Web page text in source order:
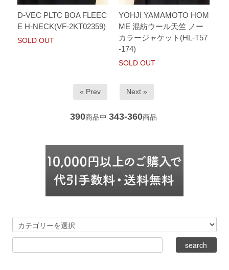
D-VEC PLTC BOA FLEEC
E H-NECK(VF-2KT02359)
SOLD OUT
YOHJI YAMAMOTO HOM
ME 混紡ウール天竺 ノー
カラージャケット(HL-T57
-174)
SOLD OUT
« Prev Next »
390商品中 343-360商品